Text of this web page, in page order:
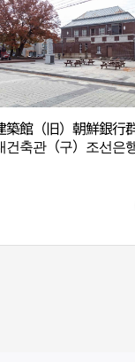
築館（旧）朝鮮銀行
건축관（구）조선은